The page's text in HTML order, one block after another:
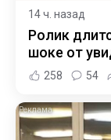
14 ч. назад
Ролик
шоке от
258 54